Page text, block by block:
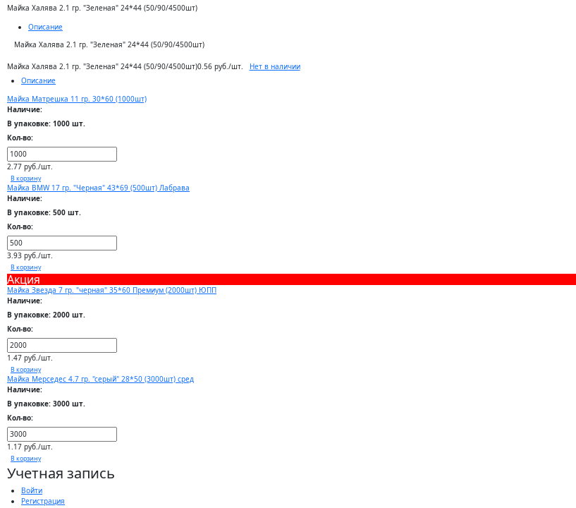
Майка Халява 2.1 гр. "Зеленая" 24*44 (50/90/4500шт)
Описание
Майка Халява 2.1 гр. "Зеленая" 24*44 (50/90/4500шт)
Майка Халява 2.1 гр. "Зеленая" 24*44 (50/90/4500шт)0.56 руб./шт.
Нет в наличии
Описание
Майка Матрешка 11 гр. 30*60 (1000шт)
Наличие:
В упаковке: 1000 шт.
Кол-во:
2.77 руб./шт.
В корзину
Майка BMW 17 гр. "Черная" 43*69 (500шт) Лабрава
Наличие:
В упаковке: 500 шт.
Кол-во:
3.93 руб./шт.
В корзину
Акция
Майка Звезда 7 гр. "черная" 35*60 Премиум (2000шт) ЮПП
Наличие:
В упаковке: 2000 шт.
Кол-во:
1.47 руб./шт.
В корзину
Майка Мерседес 4.7 гр. "серый" 28*50 (3000шт) сред
Наличие:
В упаковке: 3000 шт.
Кол-во:
1.17 руб./шт.
В корзину
Учетная запись
Войти
Регистрация